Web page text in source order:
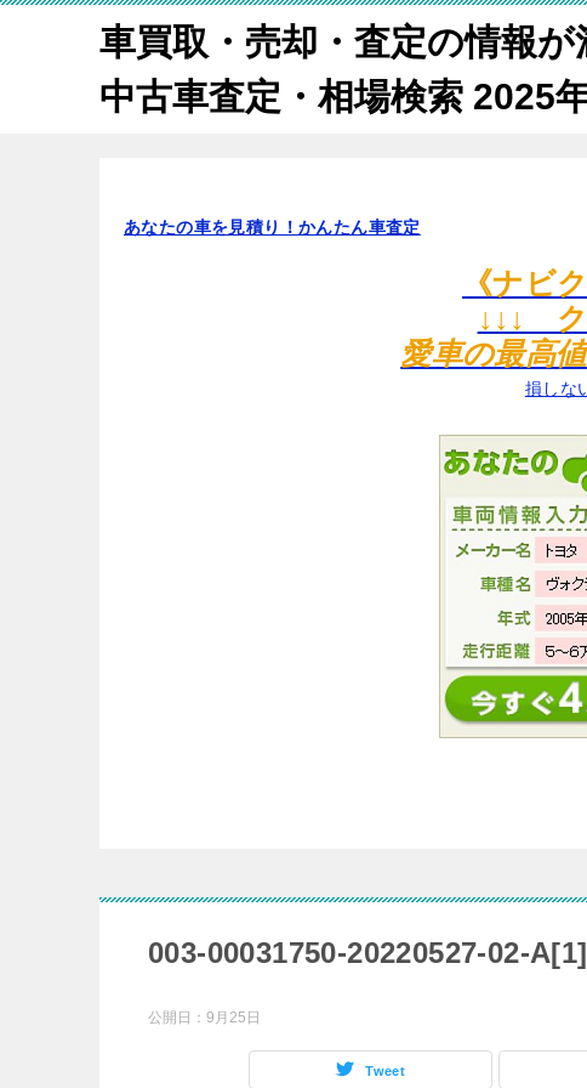
車買取・売却・査定の情報が
中古車査定・相場検索 2025
あなたの車を見積り！かんたん車査定
《ナビ
↓↓↓
愛車の最高
損しな
003-00031750-20220527-02-A[1]
公開日： 9月25日
Tweet